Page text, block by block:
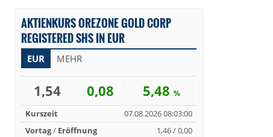
AKTIENKURS OREZONE GOLD CORP
REGISTERED SHS IN EUR
EUR MEHR
1,54 0,08 5,48%
Kurszeit
07.08.2026 08:03:00
Vortag/ Eröffnung
1,46 / 0,00